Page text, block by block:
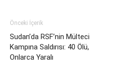
Önceki İçerik
Sudan’da RSF’nin Mülteci
Kampına Saldırısı: 40 Ölü,
Onlarca Yaralı